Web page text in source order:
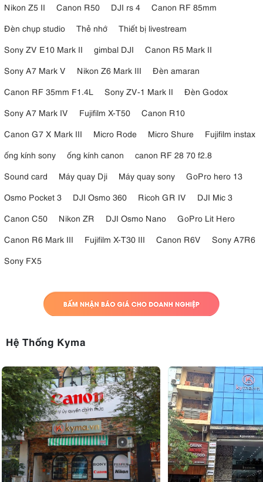
Điểm nổi bật của chiếcmáy ảnh mirrorless Sony
màn hình cảm ứng LCD xoay lật tự do
xuống, trái, phải hoặc thậm chí lật ngược đểchụp selfie
Màn hình Sony A6700
có kích thước 3 inch,
xoay lật tự do, với độ phân giải 1.03 triệu điểm ảnh.
Màn hình của Sony A6700 có kích thước 3 inch và được thiết kế
xoay lật tự do, với độ phân giải 1,03 triệu điểm ảnh.
Nikon Z5 II
Canon R50 DJI rs 4
Canon RF 85mm
Đèn chụp studio
Thẻ nhớ
Thiết bị livestream
Sony ZV E10 Mark II
gimbal DJI
Canon R5 Mark II
Sony A7 Mark V
Nikon Z6 Mark III
Đèn amaran
Canon RF 35mm F1.4L
Sony ZV-1 Mark II
Đèn Godox
Sony A7 Mark IV
Fujifilm X-T50
Canon R10
Canon G7 X Mark III
Micro Rode Micro Shure
Fujifilm instax
ống kính sony
ống kính canon
canon RF 28 70 f2.8
Sound card
Máy quay Dji Máy quay sony
GoPro hero 13
Osmo Pocket 3
DJI Osmo 360 Ricoh GR IV
DJI Mic 3
Canon C50
Nikon ZR DJI Osmo Nano
GoPro Lit Hero
Canon R6 Mark III
Fujifilm X-T30 III Canon R6V
Sony A7R6
Sony FX5
Hệ Thống Kyma